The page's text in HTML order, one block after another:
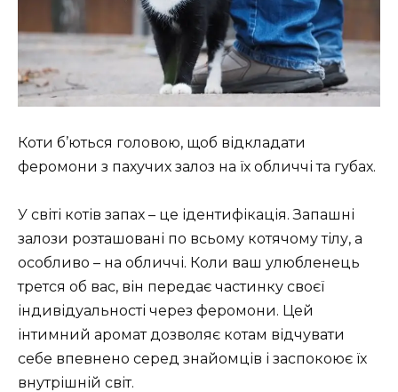
Коти б’ються головою, щоб відкладати
феромони з пахучих залоз на їх обличчі та губах.
У світі котів запах – це ідентифікація. Запашні
залози розташовані по всьому котячому тілу, а
особливо – на обличчі. Коли ваш улюбленець
трется об вас, він передає частинку своєї
індивідуальності через феромони. Цей
інтимний аромат дозволяє котам відчувати
себе впевнено серед знайомців і заспокоює їх
внутрішній світ.